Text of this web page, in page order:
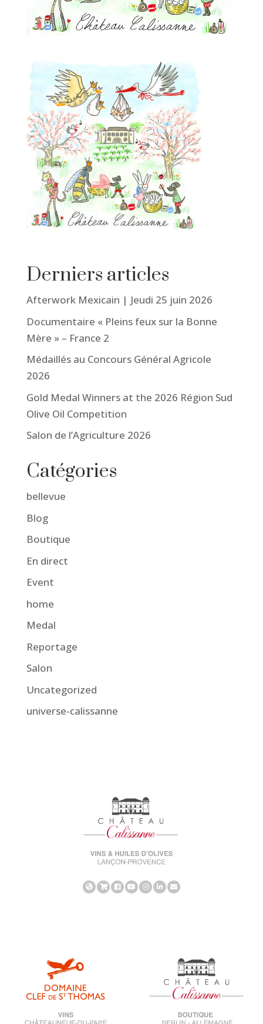
Derniers articles
Afterwork Mexicain | Jeudi 25 juin 2026
Documentaire « Pleins feux sur la Bonne
Mère » – France 2
Médaillés au Concours Général Agricole
2026
Gold Medal Winners at the 2026 Région Sud
Olive Oil Competition
Salon de l’Agriculture 2026
Catégories
bellevue
Blog
Boutique
En direct
Event
home
Medal
Reportage
Salon
Uncategorized
universe-calissanne